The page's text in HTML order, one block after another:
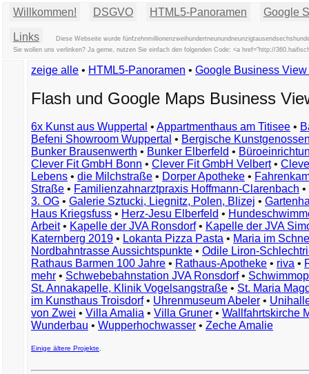
Willkommen! DSGVO HTML5-Panoramen Google
Links
Diese Webseite wurde
Sie wollen uns verlinken? Ja gerne, nutzen Sie einfach den folgenden Code: <a href="http://
zeige alle • HTML5-Panoramen • Google Business
Flash und Google Maps Business
6x Kunst aus Wuppertal • Appartmenthaus am Titisee •
Befeni Showroom Wuppertal • Bergische
Bunker Brausenwerth • Bunker Elberfeld •
Clever Fit GmbH Bonn • Clever Fit GmbH Velbert•
Lebens • die Milchstraße • Dorper Apotheke •
Straße • Familienzahnarztpraxis Hoffmann-Clarenbach •
3. OG • Galerie Sztucki, Liegnitz, Polen, Blizej •
Haus Kriegsfuss • Herz-Jesu Elberfeld •
Arbeit• Kapelle der JVA Ronsdorf• Kapelle der JVA
Katernberg 2019 • Lokanta Pizza Pasta • Maria im
Nordbahntrasse Aussichtspunkte • Odile Liron-
Rathaus Barmen 100 Jahre • Rathaus-Apotheke • riva •
mehr • Schwebebahnstation JVA Ronsdorf•
St. Annakapelle, Klinik Vogelsangstraße • St. Maria
im Kunsthaus Troisdorf• Uhrenmuseum Abeler •
von Zwei • Villa Amalia • Villa Gruner • Wallfahrtskirche
Wunderbau • Wupperhochwasser • Zeche Amalie
Einige ältere Projekte